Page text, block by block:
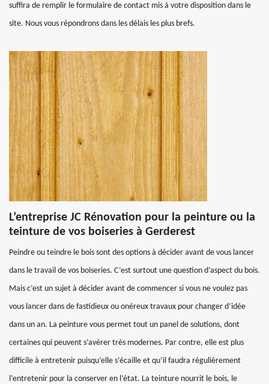
suffira de remplir le formulaire de contact mis à votre disposition dans le
site. Nous vous répondrons dans les délais les plus brefs.
L’entreprise JC Rénovation pour la peinture ou la
teinture de vos boiseries à Gerderest
Peindre ou teindre le bois sont des options à décider avant de vous lancer
dans le travail de vos boiseries. C’est surtout une question d’aspect du bois.
Mais c’est un sujet à décider avant de commencer si vous ne voulez pas
vous lancer dans de fastidieux ou onéreux travaux pour changer d’idée
dans un an. La peinture vous permet tout un panel de solutions, dont
certaines qui peuvent s’avérer très modernes. Par contre, elle est plus
difficile à entretenir puisqu’elle s’écaille et qu’il faudra régulièrement
l’entretenir pour la conserver en l’état. La teinture nourrit le bois, le